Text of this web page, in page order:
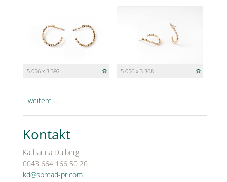
5 056 x 3 392 5 056 x 3 368
weitere ...
Kontakt
Katharina Dulberg
0043 664 166 50 20
kd@spread-pr.com